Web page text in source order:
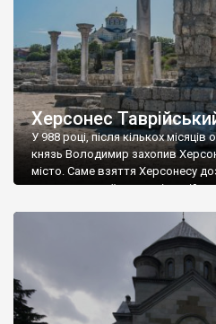
Херсонес
У 988 році, після кількох
князь Володимир захопив
місто. Саме взяття Херсонесу
диктувати свої умови
Херсонесі Володимир-язичник,
А потім було Хрещення Русі. На